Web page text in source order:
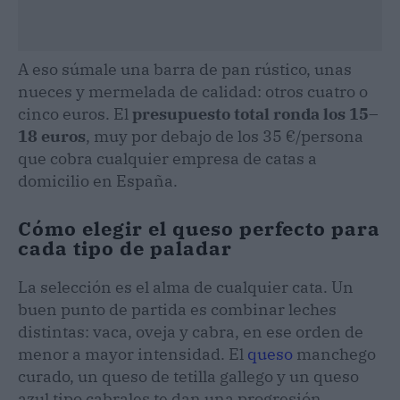
A eso súmale una barra de pan rústico, unas
nueces y mermelada de calidad: otros cuatro o
cinco euros. Elpresupuesto total ronda los 15–
18 euros, muy por debajo de los 35 €/persona
que cobra cualquier empresa de catas a
domicilio en España.
Cómo elegir el queso perfecto para
cada tipo de paladar
La selección es el alma de cualquier cata. Un
buen punto de partida es combinar leches
distintas: vaca, oveja y cabra, en ese orden de
menor a mayor intensidad. El queso manchego
curado, un queso de tetilla gallego y un queso